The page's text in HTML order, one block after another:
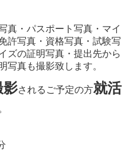
真・パスポート写真・マイ
許写真・資格写真・試験写
ズの証明写真・提出先から
写真も撮影致します。
されるご予定の方就活